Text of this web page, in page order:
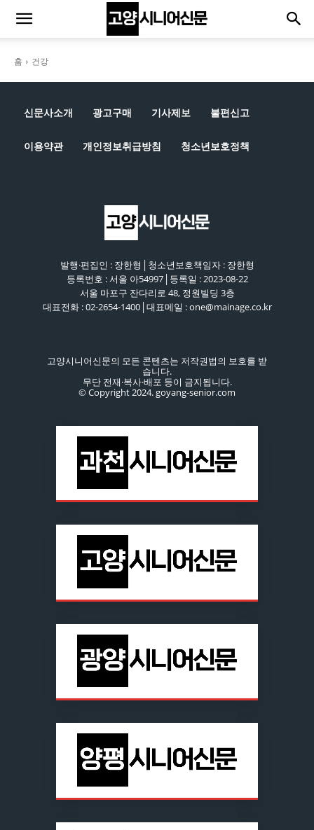
홈 건강
신문사소개 광고구매 기사제보 불편신고
이용약관 개인정보취급방침 청소년보호정책
발행·편집인 : 장한형│청소년보호책임자 : 장한형
등록번호 : 서울 아54997│등록일 : 2023-08-22
서울 마포구 잔다리로 48, 정원빌딩 3층
대표전화 : 02-2654-1400│대표메일 : one@mainage.co.kr
고양시니어신문의 모든 콘텐츠는 저작권법의 보호를 받
습니다.
무단 전재·복사·배포 등이 금지됩니다.
© Copyright 2024. goyang-senior.com